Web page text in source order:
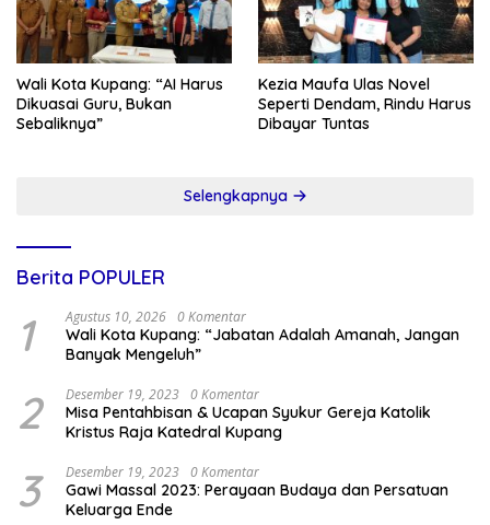
Wali Kota Kupang: “AI Harus
Dikuasai Guru, Bukan
Sebaliknya”
Kezia Maufa Ulas Novel
Seperti Dendam, Rindu Harus
Dibayar Tuntas
Selengkapnya
Berita POPULER
1 Agustus 10, 2026 0 Komentar
Wali Kota Kupang: “Jabatan Adalah Amanah, Jangan
Banyak Mengeluh”
2 Desember 19, 2023 0 Komentar
Misa Pentahbisan & Ucapan Syukur Gereja Katolik
Kristus Raja Katedral Kupang
3 Desember 19, 2023 0 Komentar
Gawi Massal 2023: Perayaan Budaya dan Persatuan
Keluarga Ende